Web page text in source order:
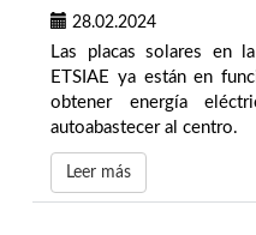
28.02.2024
Las placas solares en
ETSIAE ya están en
obtener energía
autoabastecer al centro.
Leer más